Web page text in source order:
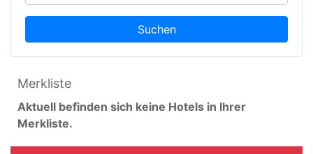
Suchen
Merkliste
Aktuell befinden sich keine Hotels in Ihrer
Merkliste.